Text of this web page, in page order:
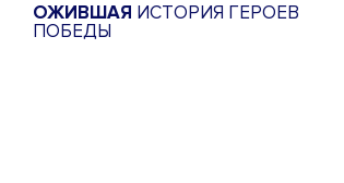
ОЖИВШАЯ ИСТОРИЯ ГЕРОЕВ
ПОБЕДЫ